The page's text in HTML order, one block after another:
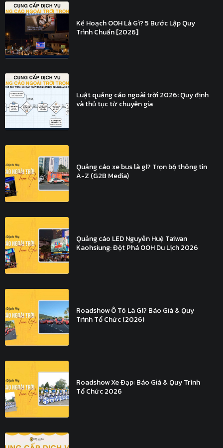
Kế Hoạch OOH Là Gì? 5 Bước Lập Quy
Trình Chuẩn [2026]
Luật quảng cáo ngoài trời 2026: Quy định
và thủ tục từ chuyên gia
Quảng cáo xe bus là gì? Trọn bộ thông tin
A-Z (G2B Media)
Quảng cáo LED Nguyễn Huệ Taiwan
Kaohsiung: Đột Phá OOH Du Lịch 2026
Roadshow Ô Tô Là Gì? Báo Giá & Quy
Trình Tổ Chức (2026)
Roadshow Xe Đạp: Báo Giá & Quy Trình
Tổ Chức 2026